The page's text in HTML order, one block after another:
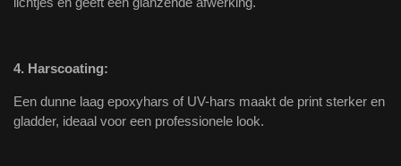
4. Harscoating:
Een dunne laag epoxyhars of UV-hars maakt de print sterker en
gladder, ideaal voor een professionele look.